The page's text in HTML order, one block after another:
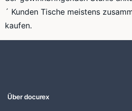
´ Kunden Tische meistens
kaufen.
Über docurex